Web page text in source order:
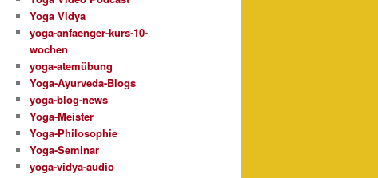
Yoga Vidya
yoga-anfaenger-kurs-10-
wochen
yoga-atemübung
Yoga-Ayurveda-Blogs
yoga-blog-news
Yoga-Meister
Yoga-Philosophie
Yoga-Seminar
yoga-vidya-audio